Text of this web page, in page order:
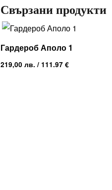
Свързани продукти
Гардероб Аполо 1
219,00лв. / 111.97 €